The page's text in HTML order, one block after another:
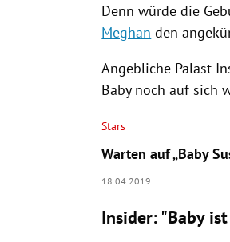
Denn würde die
Meghan den
Angebliche Palast-
Baby noch auf sich
Stars
Warten auf „Baby
18.04.2019
Insider: "Baby